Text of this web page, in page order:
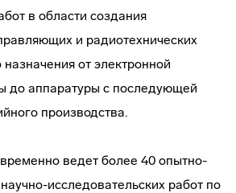
в области создания
и радиотехнических
от электронной
до аппаратуры с последующей
производства.
ведет более 40 опытно-
исследовательских работ по